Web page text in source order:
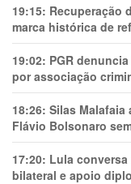
19:15: Recuperação
marca histórica de
19:02: PGR
por associação
18:26: Silas Malafaia
Flávio Bolsonaro
17:20: Lula
bilateral e apoio